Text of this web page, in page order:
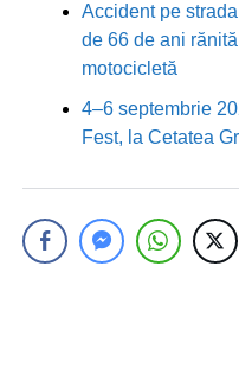
Accident pe
de 66 de ani
motocicletă
4–6 septembrie
Fest, la Cetatea